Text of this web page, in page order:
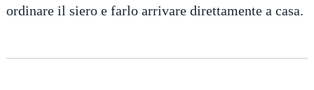
ordinare il siero e farlo arrivare direttamente a casa.